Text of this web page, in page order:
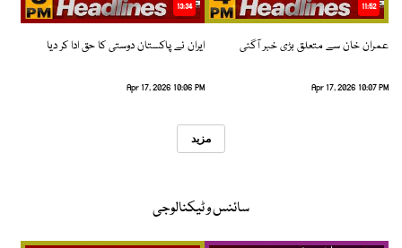
11:52
عمران خان سے متعلق بڑی خبر آگئی
Apr 17, 2026 10:07 PM
13:34
ایران نے پاکستان دوستی کا حق ادا کر دیا
Apr 17, 2026 10:06 PM
مزید
سائنس و ٹیکنالوجی